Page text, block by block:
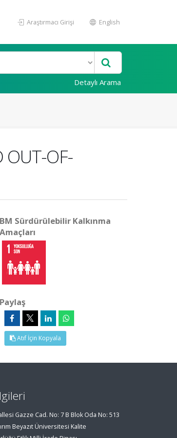
Araştırmacı Girişi English
Detaylı Arama
OUT-OF-
BM Sürdürülebilir Kalkınma
Amaçları
Paylaş
Atıf İçin Kopyala
Gazze Cad. No: 7 B Blok Oda No: 513
Beyazıt Üniversitesi Kalite